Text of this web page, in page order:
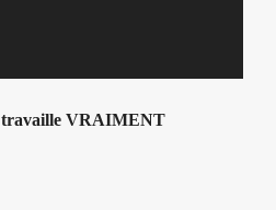
travaille VRAIMENT